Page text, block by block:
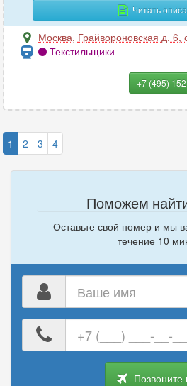
Читать
Москва, Грайвороновская д. 6,
Текстильщики
+7 (495)
1 2 3 4
Поможем
Оставьте свой номер и мы
течение 10
номер
Позвоните